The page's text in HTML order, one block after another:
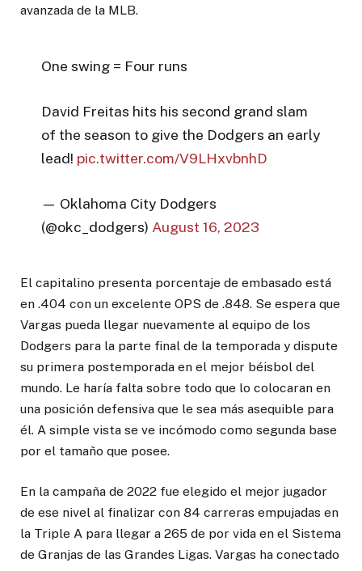
avanzada de la MLB.
One swing = Four runs
David Freitas hits his second grand slam
of the season to give the Dodgers an early
lead! pic.twitter.com/V9LHxvbnhD
— Oklahoma City Dodgers
(@okc_dodgers) August 16, 2023
El capitalino presenta porcentaje de embasado está
en .404 con un excelente OPS de .848. Se espera que
Vargas pueda llegar nuevamente al equipo de los
Dodgers para la parte final de la temporada y dispute
su primera postemporada en el mejor béisbol del
mundo. Le haría falta sobre todo que lo colocaran en
una posición defensiva que le sea más asequible para
él. A simple vista se ve incómodo como segunda base
por el tamaño que posee.
En la campaña de 2022 fue elegido el mejor jugador
de ese nivel al finalizar con 84 carreras empujadas en
la Triple A para llegar a 265 de por vida en el Sistema
de Granjas de las Grandes Ligas. Vargas ha conectado